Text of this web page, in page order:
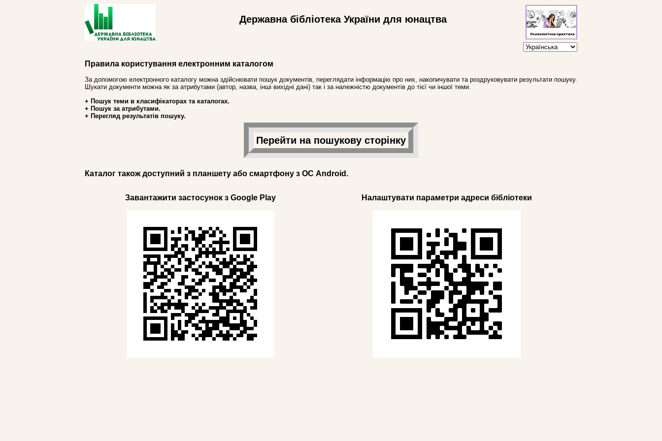
Державна бібліотека України для юнацтва
Правила користування електронним каталогом
За допомогою електронного каталогу можна здійснювати пошук документів, переглядати інформацію про них, накопичувати та роздруковувати результати пошуку.
Шукати документи можна як за атрибутами (автор, назва, інші вихідні дані) так і за належністю документів до тієї чи іншої теми.
+ Пошук теми в класифікаторах та каталогах.
+ Пошук за атрибутами.
+ Перегляд результатів пошуку.
Перейти на пошукову сторінку
Каталог також доступний з планшету або смартфону з ОС Android.
Завантажити застосунок з Google Play Налаштувати параметри адреси бібліотеки